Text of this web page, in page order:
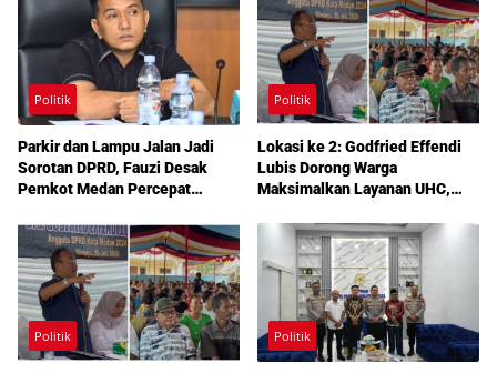
Politik
Parkir dan Lampu Jalan Jadi
Sorotan DPRD, Fauzi Desak
Pemkot Medan Percepat
Politik
Lokasi ke 2: Godfried Effendi
Lubis Dorong Warga
Maksimalkan Layanan UHC,
Pendidikan Mengemuka dalam
Reses Medan Amplas
Politik Politik